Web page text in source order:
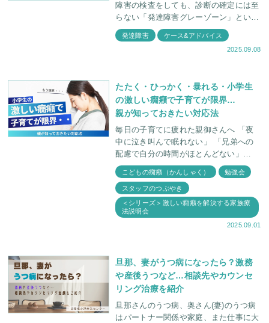
障害の検査をしても、診断の確定には至
らない「発達障害グレーゾーン」という
言葉をよく耳にします。 言葉が遅い、
よく癇癪(かんしゃく)を起こす、落ち着
発達障害
ケース&アドバイス
2025.09.08
たたく・ひっかく・暴れる・小学生
の激しい癇癪で子育てが限界…
親が知っておきたい対応法
毎日の子育てに疲れた親御さんへ 「夜
中に泣き叫んで眠れない」 「兄弟への
配慮で自分の時間がほとんどない」
「近所への迷惑が心配で外出も気にな
る」 小学生の激しい癇癪を持つ子ども
こどもの癇癪（かんしゃく） 勉強会
スタッフのつぶやき
＜シリーズ＞激しい癇癪を解決する家族療
法説明会
2025.09.01
旦那、妻がうつ病になったら？激務
や産後うつなど…相談先やカウンセ
リング治療を紹介
旦那さんのうつ病、奥さん(妻)のうつ病
はパートナー関係や家庭、また仕事に大